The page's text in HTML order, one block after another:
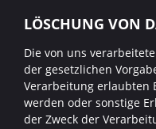
LÖSCHUNG VON
Die von uns
der gesetzlichen
Verarbeitung erlaubten
werden oder sonstige
der Zweck der